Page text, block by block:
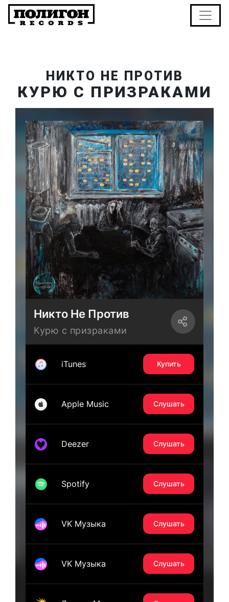
НИКТО НЕ ПРОТИВ
КУРЮ С ПРИЗРАКАМИ